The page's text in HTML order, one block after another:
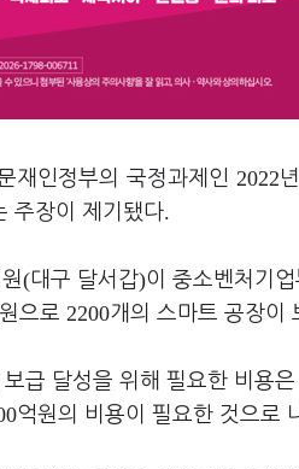
재인정부의 국정과제인 2022
주장이 제기됐다.
(대구 달서갑)이 중소벤처기
으로 2200개의 스마트 공장이
보급 달성을 위해 필요한 비용은
억원의 비용이 필요한 것으로